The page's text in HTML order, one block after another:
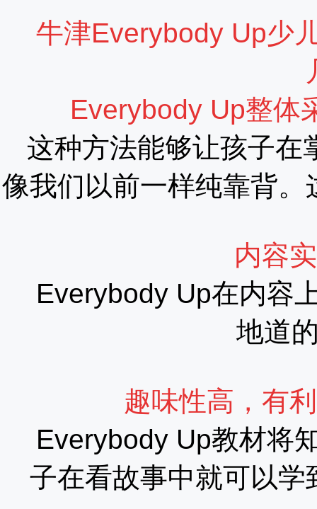
牛津Everybody Up少
Everybody Up整体
这种方法能够让孩子在
像我们以前一样纯靠背
内容
Everybody Up在内容
地道
趣味性高，有
Everybody Up教材将
子在看故事中就可以